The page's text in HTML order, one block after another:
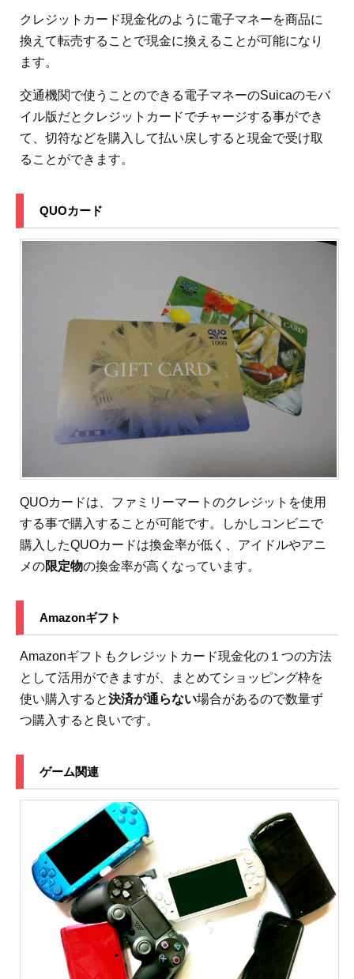
クレジットカード現金化のように電子マネーを商品に
換えて転売することで現金に換えることが可能になり
ます。
交通機関で使うことのできる電子マネーのSuicaのモバ
イル版だとクレジットカードでチャージする事ができ
て、切符などを購入して払い戻しすると現金で受け取
ることができます。
QUOカード
QUOカードは、ファミリーマートのクレジットを使用
する事で購入することが可能です。しかしコンビニで
購入したQUOカードは換金率が低く、アイドルやアニ
メの限定物の換金率が高くなっています。
Amazonギフト
Amazonギフトもクレジットカード現金化の１つの方法
として活用ができますが、まとめてショッピング枠を
使い購入すると決済が通らない場合があるので数量ず
つ購入すると良いです。
ゲーム関連